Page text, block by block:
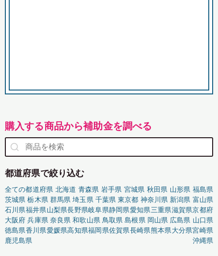
購入する商品から補助金を調べる
都道府県で絞り込む
全ての都道府県 北海道 青森県 岩手県 宮城県 秋田県 山形県 福島県
茨城県 栃木県 群馬県 埼玉県 千葉県 東京都 神奈川県 新潟県 富山県
石川県福井県山梨県長野県岐阜県静岡県愛知県三重県滋賀県京都府
大阪府 兵庫県 奈良県 和歌山県 鳥取県 島根県 岡山県 広島県 山口県
徳島県香川県愛媛県高知県福岡県佐賀県長崎県熊本県大分県宮崎県
鹿児島県
沖縄県